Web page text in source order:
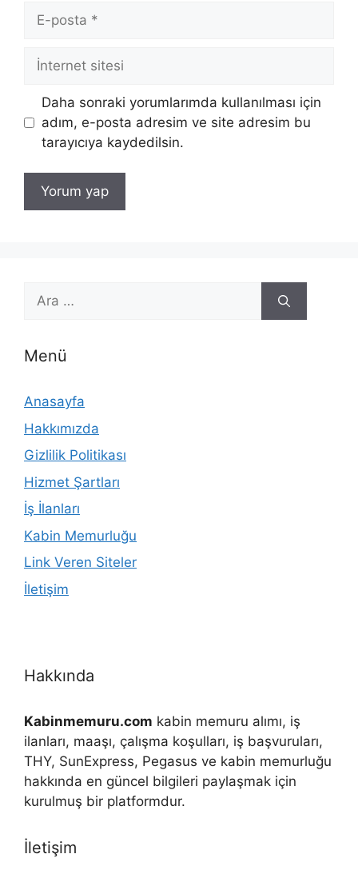
posta
İnternet
sitesi
Daha sonraki yorumlarımda kullanılması için
adım, e-posta adresim ve site adresim bu
tarayıcıya kaydedilsin.
için
Menü
Anasayfa
Hakkımızda
Gizlilik Politikası
Hizmet Şartları
İş İlanları
Kabin Memurluğu
Link Veren Siteler
İletişim
Hakkında
Kabinmemuru.com kabin memuru alımı, iş
ilanları, maaşı, çalışma koşulları, iş başvuruları,
THY, SunExpress, Pegasus ve kabin memurluğu
hakkında en güncel bilgileri paylaşmak için
kurulmuş bir platformdur.
İletişim